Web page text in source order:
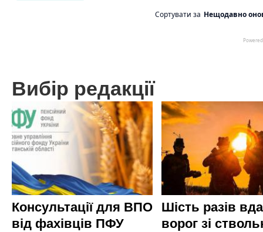
Вибір редакції
Консультації для ВПО
від фахівців ПФУ
Шість разів
ворог зі